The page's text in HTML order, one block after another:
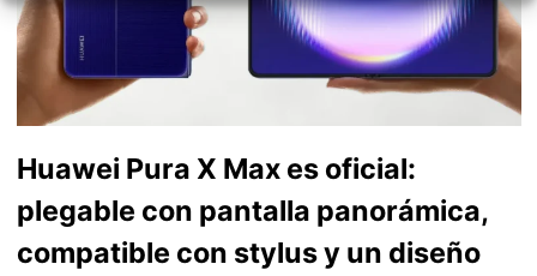
Huawei Pura X Max es oficial:
plegable con pantalla panorámica,
compatible con stylus y un diseño